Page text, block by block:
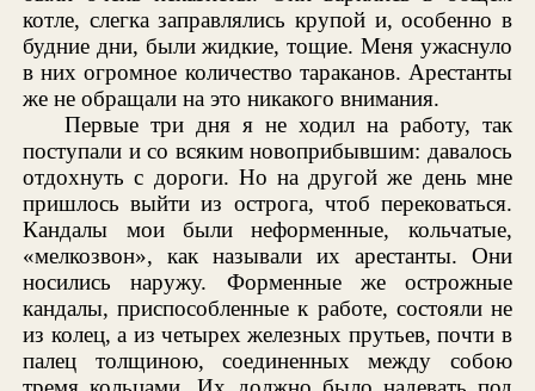
котле, слегка заправлялись крупой и, особенно в
будние дни, были жидкие, тощие. Меня ужаснуло
в них огромное количество тараканов. Арестанты
же не обращали на это никакого внимания.
Первые три дня я не ходил на работу, так
поступали и со всяким новоприбывшим: давалось
отдохнуть с дороги. Но на другой же день мне
пришлось выйти из острога, чтоб перековаться.
Кандалы мои были неформенные, кольчатые,
«мелкозвон», как называли их арестанты. Они
носились наружу. Форменные же острожные
кандалы, приспособленные к работе, состояли не
из колец, а из четырех железных прутьев, почти в
палец толщиною, соединенных между собою